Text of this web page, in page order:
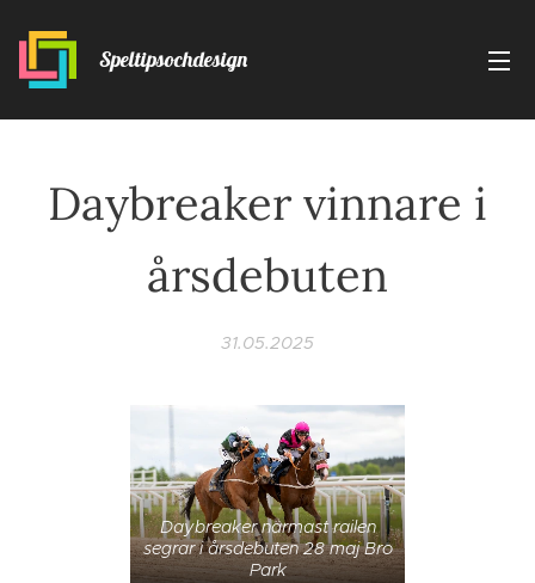
Speltipsochdesign
Daybreaker vinnare i
årsdebuten
31.05.2025
Daybreaker närmast railen
segrar i årsdebuten 28 maj Bro
Park